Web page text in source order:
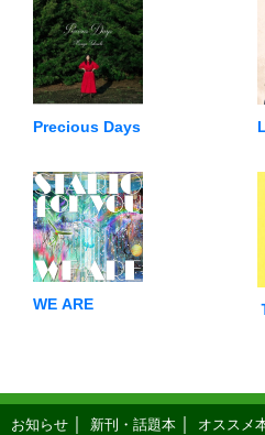
Precious Days
WE ARE
お知らせ 新刊・話題本 オススメ